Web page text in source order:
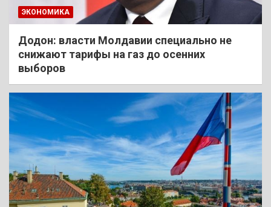
ЭКОНОМИКА
Додон: власти Молдавии специально не
снижают тарифы на газ до осенних
выборов